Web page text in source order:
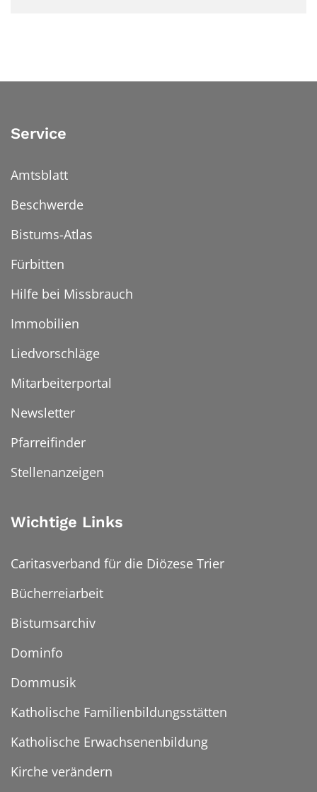
Service
Amtsblatt
Beschwerde
Bistums-Atlas
Fürbitten
Hilfe bei Missbrauch
Immobilien
Liedvorschläge
Mitarbeiterportal
Newsletter
Pfarreifinder
Stellenanzeigen
Wichtige Links
Caritasverband für die Diözese Trier
Bücherreiarbeit
Bistumsarchiv
Dominfo
Dommusik
Katholische Familienbildungsstätten
Katholische Erwachsenenbildung
Kirche verändern